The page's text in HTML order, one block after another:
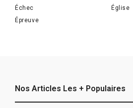
Échec
Église
Épreuve
Nos Articles Les + Populaires